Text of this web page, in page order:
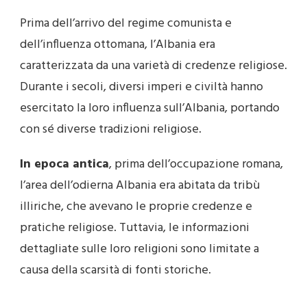
Prima dell’arrivo del regime comunista e
dell’influenza ottomana, l’Albania era
caratterizzata da una varietà di credenze religiose.
Durante i secoli, diversi imperi e civiltà hanno
esercitato la loro influenza sull’Albania, portando
con sé diverse tradizioni religiose.
In epoca antica, prima dell’occupazione romana,
l’area dell’odierna Albania era abitata da tribù
illiriche, che avevano le proprie credenze e
pratiche religiose. Tuttavia, le informazioni
dettagliate sulle loro religioni sono limitate a
causa della scarsità di fonti storiche.